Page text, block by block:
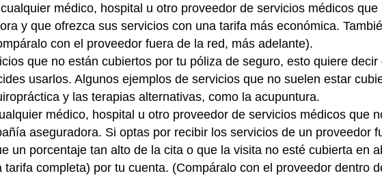
cualquier médico, hospital u otro proveedor de servicios médicos
y que ofrezca sus servicios con una tarifa más económica.
con el proveedor fuera de la red, más adelante).
que no están cubiertos por tu póliza de seguro, esto quiere
usarlos. Algunos ejemplos de servicios que no suelen estar
y las terapias alternativas, como la acupuntura.
médico, hospital u otro proveedor de servicios médicos que
aseguradora. Si optas por recibir los servicios de un proveedor
un porcentaje tan alto de la cita o que la visita no esté cubierta en
completa) por tu cuenta. (Compáralo con el proveedor dentro